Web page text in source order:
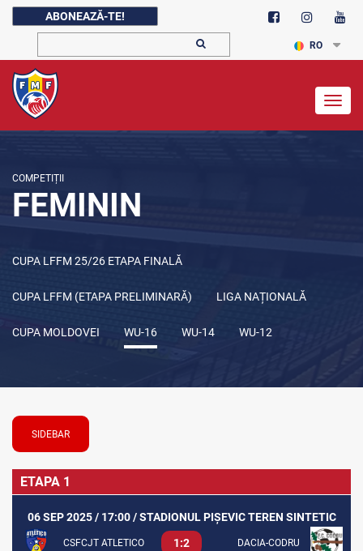
ABONEAZĂ-TE!
RO
COMPETIȚII
FEMININ
CUPA LFFM 25/26 ETAPA FINALĂ
CUPA LFFM (ETAPA PRELIMINARĂ) LIGA NAȚIONALĂ
CUPA MOLDOVEI WU-16 WU-14 WU-12
SIDEBAR
ETAPA 1
06 SEP 2025 / 17:00 / STADIONUL PIȘEVIC TEREN SINTETIC
CSFCJT ATLETICO 1:2 DACIA-CODRU